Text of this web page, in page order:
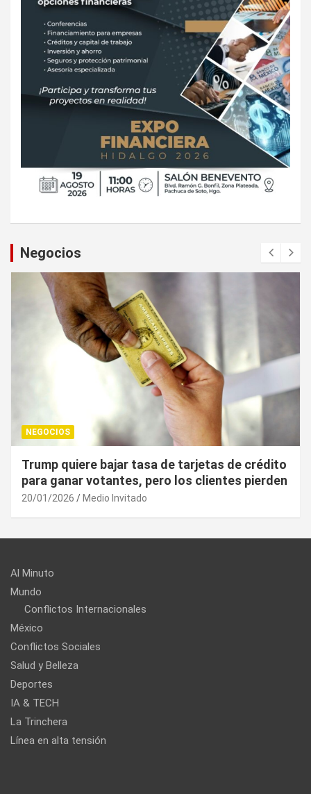
Negocios
de tarjetas de crédito
pero los clientes pierden
¿Cuál es el “arma
UE puede utilizar
Al Minuto
Mundo
Conflictos Internacionales
México
Conflictos Sociales
Salud y Belleza
Deportes
IA & TECH
La Trinchera
Línea en alta tensión